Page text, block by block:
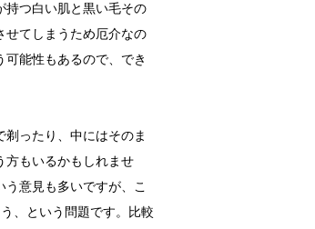
持つ白い肌と黒い毛その
せてしまうため厄介なの
能性もあるので、でき
ったり、中にはそのま
方もいるかもしれませ
意見も多いですが、こ
、という問題です。比較